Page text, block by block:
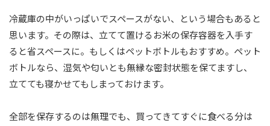
冷蔵庫の中がいっぱいでスペースがない、という場合もあると
思います。その際は、立てて置けるお米の保存容器を入手す
ると省スペースに。もしくはペットボトルもおすすめ。ペット
ボトルなら、湿気や匂いとも無縁な密封状態を保てますし、
立てても寝かせてもしまっておけます。
全部を保存するのは無理でも、買ってきてすぐに食べる分は